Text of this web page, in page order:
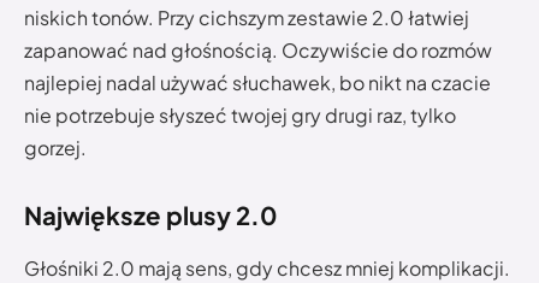
niskich tonów. Przy cichszym zestawie 2.0 łatwiej
zapanować nad głośnością. Oczywiście do rozmów
najlepiej nadal używać słuchawek, bo nikt na czacie
nie potrzebuje słyszeć twojej gry drugi raz, tylko
gorzej.
Największe plusy 2.0
Głośniki 2.0 mają sens, gdy chcesz mniej komplikacji.